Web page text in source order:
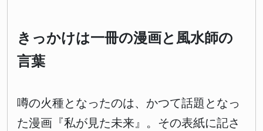
きっかけは一冊の漫画と風水師の
言葉
噂の火種となったのは、かつて話題となっ
た漫画『私が見た未来』。その表紙に記さ